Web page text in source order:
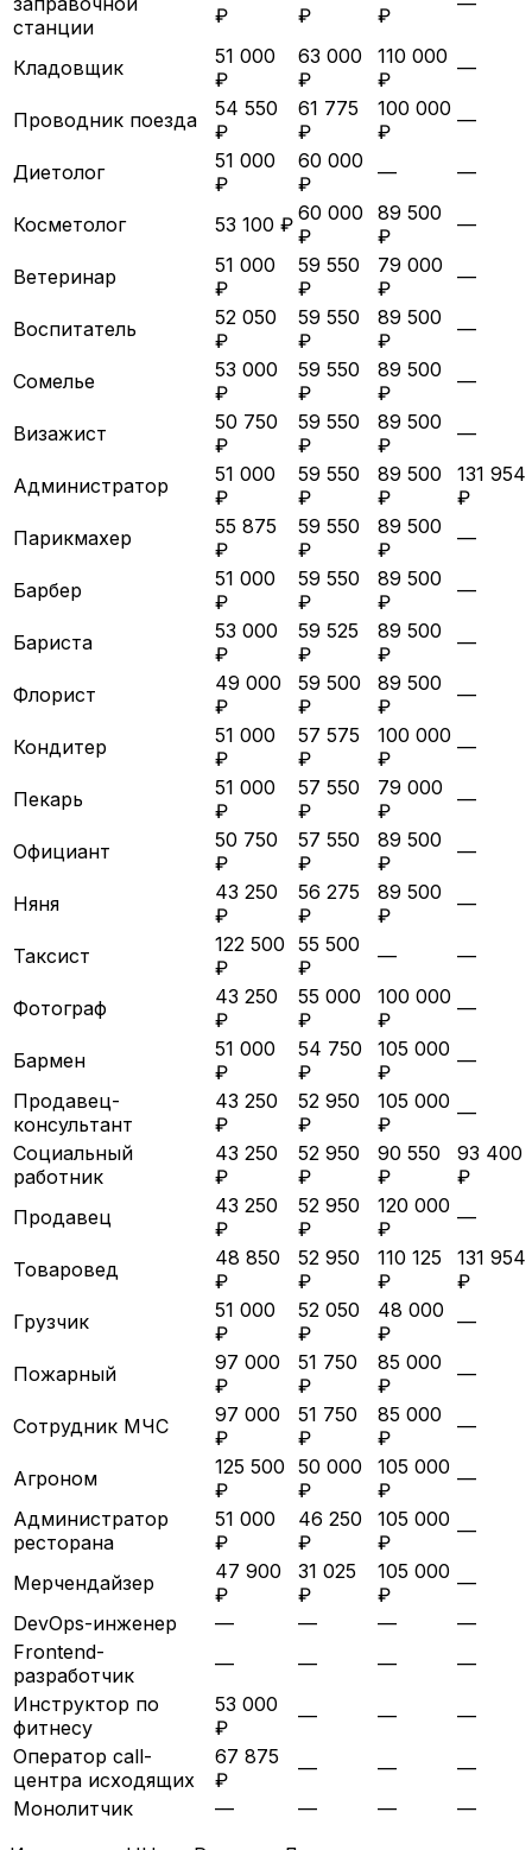
станции
₽
₽
₽
Кладовщик
51 000
₽
63 000
₽
110 000
₽
—
Проводник поезда
54 550
₽
61 775
₽
100 000
₽
—
Диетолог
51 000
₽
60 000
₽
— —
Косметолог 53 100 ₽ 60 000
₽
89 500
₽
—
Ветеринар
51 000
₽
59 550
₽
79 000
₽
—
Воспитатель
52 050
₽
59 550
₽
89 500
₽
—
Сомелье
53 000
₽
59 550
₽
89 500
₽
—
Визажист
50 750
₽
59 550
₽
89 500
₽
—
Администратор
51 000
₽
59 550
₽
89 500
₽
131 954
₽
Парикмахер
55 875
₽
59 550
₽
89 500
₽
—
Барбер
51 000
₽
59 550
₽
89 500
₽
—
Бариста
53 000
₽
59 525
₽
89 500
₽
—
Флорист
49 000
₽
59 500
₽
89 500
₽
—
Кондитер
51 000
₽
57 575
₽
100 000
₽
—
Пекарь
51 000
₽
57 550
₽
79 000
₽
—
Официант
50 750
₽
57 550
₽
89 500
₽
—
Няня
43 250
₽
56 275
₽
89 500
₽
—
Таксист
122 500
₽
55 500
₽
— —
Фотограф
43 250
₽
55 000
₽
100 000
₽
—
Бармен
51 000
₽
54 750
₽
105 000
₽
—
Продавец-
консультант
43 250
₽
52 950
₽
105 000
₽
—
Социальный
работник
43 250
₽
52 950
₽
90 550
₽
93 400
₽
Продавец
43 250
₽
52 950
₽
120 000
₽
—
Товаровед
48 850
₽
52 950
₽
110 125
₽
131 954
₽
Грузчик
51 000
₽
52 050
₽
48 000
₽
—
Пожарный
97 000
₽
51 750
₽
85 000
₽
—
Сотрудник МЧС
97 000
₽
51 750
₽
85 000
₽
—
Агроном
125 500
₽
50 000
₽
105 000
₽
—
Администратор
ресторана
51 000
₽
46 250
₽
105 000
₽
—
Мерчендайзер
47 900
₽
31 025
₽
105 000
₽
—
DevOps-инженер
— — —
—
Frontend-
разработчик
— — —
—
Инструктор по
фитнесу
53 000
₽
— —
—
Оператор call-
центра исходящих
67 875
₽
— —
—
Монолитчик
— — —
—